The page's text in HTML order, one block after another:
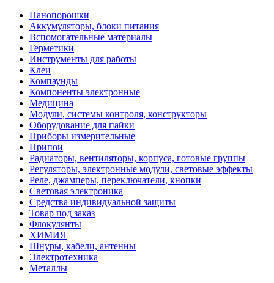
Нанопорошки
Аккумуляторы, блоки питания
Вспомогательные материалы
Герметики
Инструменты для работы
Клеи
Компаунды
Компоненты электронные
Медицина
Модули, системы контроля, конструкторы
Оборудование для пайки
Приборы измерительные
Припои
Радиаторы, вентиляторы, корпуса, готовые группы
Регуляторы, электронные модули, световые эффекты
Реле, джамперы, переключатели, кнопки
Световая электроника
Средства индивидуальной защиты
Товар под заказ
Флокулянты
ХИМИЯ
Шнуры, кабели, антенны
Электротехника
Металлы